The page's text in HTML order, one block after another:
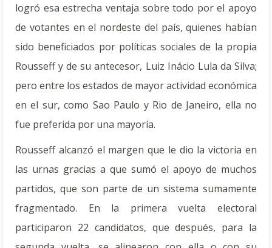
logró esa estrecha ventaja sobre todo por el apoyo
de votantes en el nordeste del país, quienes habían
sido beneficiados por políticas sociales de la propia
Rousseff y de su antecesor, Luiz Inácio Lula da Silva;
pero entre los estados de mayor actividad económica
en el sur, como Sao Paulo y Rio de Janeiro, ella no
fue preferida por una mayoría.
Rousseff alcanzó el margen que le dio la victoria en
las urnas gracias a que sumó el apoyo de muchos
partidos, que son parte de un sistema sumamente
fragmentado. En la primera vuelta electoral
participaron 22 candidatos, que después, para la